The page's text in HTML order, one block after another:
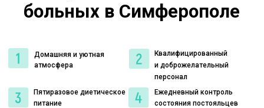
больных в Симферополе
Домашняя и уютная
атмосфера
Ежедневный контроль
состояния постояльцев
Квалифицированный
и доброжелательный
персонал
Пятиразовое диетическое
питание